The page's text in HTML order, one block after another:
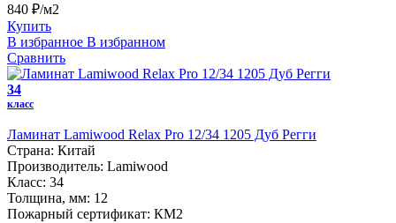
840 ₽/м2
Купить
В избранное В избранном
Сравнить
34
класс
Ламинат Lamiwood Relax Pro 12/34 1205 Дуб Регги
Страна: Китай
Производитель: Lamiwood
Класс: 34
Толщина, мм: 12
Пожарный сертификат: КМ2